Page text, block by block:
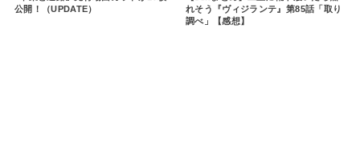
公開！（UPDATE）
れそう『ヴィジランテ』第85話「取り
調べ」【感想】